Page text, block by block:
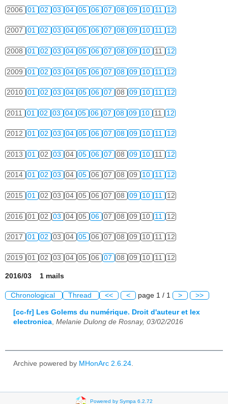
2006 01 02 03 04 05 06 07 08 09 10 11 12
2007 01 02 03 04 05 06 07 08 09 10 11 12
2008 01 02 03 04 05 06 07 08 09 10 11 12
2009 01 02 03 04 05 06 07 08 09 10 11 12
2010 01 02 03 04 05 06 07 08 09 10 11 12
2011 01 02 03 04 05 06 07 08 09 10 11 12
2012 01 02 03 04 05 06 07 08 09 10 11 12
2013 01 02 03 04 05 06 07 08 09 10 11 12
2014 01 02 03 04 05 06 07 08 09 10 11 12
2015 01 02 03 04 05 06 07 08 09 10 11 12
2016 01 02 03 04 05 06 07 08 09 10 11 12
2017 01 02 03 04 05 06 07 08 09 10 11 12
2019 01 02 03 04 05 06 07 08 09 10 11 12
2016/03 1 mails
Chronological Thread << < page 1 / 1 > >>
[cc-fr] Les Golems du numérique. Droit d'auteur et lex
electronica, Melanie Dulong de Rosnay, 03/02/2016
Archive powered by MHonArc 2.6.24
Powered by Sympa 6.2.72